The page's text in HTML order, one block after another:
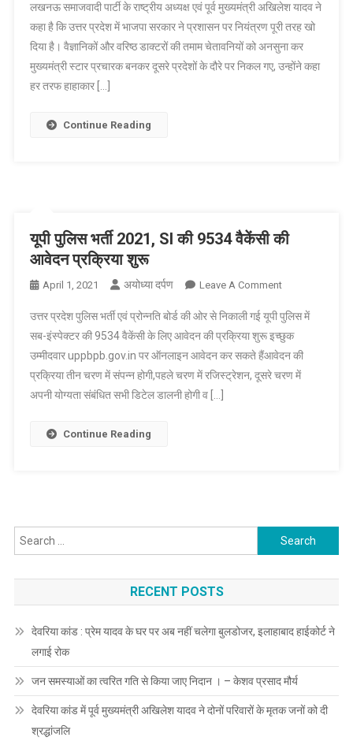
ने
प्रदेश
को
खुशहाल
में
बेड
यादव
लखनऊ समाजवादी पार्टी के राष्ट्रीय अध्यक्ष एवं पूर्व मुख्यमंत्री अखिलेश यादव ने
कहा है कि उत्तर प्रदेश में भाजपा सरकार ने प्रशासन पर नियंत्रण पूरी तरह खो
दिया है। वैज्ञानिकों और वरिष्ठ डाक्टरों की तमाम चेतावनियों को अनसुना कर
मुख्यमंत्री स्टार प्रचारक बनकर दूसरे प्रदेशों के दौरे पर निकल गए, उन्होंने कहा
हर तरफ हाहाकार […]
Continue Reading
यूपी पुलिस भर्ती 2021, SI की 9534 वैकेंसी की
आवेदन प्रक्रिया शुरू
April 1, 2021 अयोध्या दर्पण Leave A CommentOn
पुलिस
भर्ती
2021,
SI
उत्तर प्रदेश पुलिस भर्ती एवं प्रोन्नति बोर्ड की ओर से निकाली गई यूपी पुलिस में
सब-इंस्पेक्टर की 9534 वैकेंसी के लिए आवेदन की प्रक्रिया शुरू इच्छुक
उम्मीदवार uppbpb.gov.in पर ऑनलाइन आवेदन कर सकते हैंआवेदन की
प्रक्रिया तीन चरण में संपन्न होगी,पहले चरण में रजिस्ट्रेशन, दूसरे चरण में
अपनी योग्यता संबंधित सभी डिटेल डालनी होगी व […]
Continue Reading
Search
for:
RECENT POSTS
देवरिया कांड : प्रेम यादव के घर पर अब नहीं चलेगा बुलडोजर, इलाहाबाद हाईकोर्ट ने
लगाई रोक
जन समस्याओं का त्वरित गति से किया जाए निदान । – केशव प्रसाद मौर्य
देवरिया कांड में पूर्व मुख्यमंत्री अखिलेश यादव ने दोनों परिवारों के मृतक जनों को दी
श्रद्धांजलि